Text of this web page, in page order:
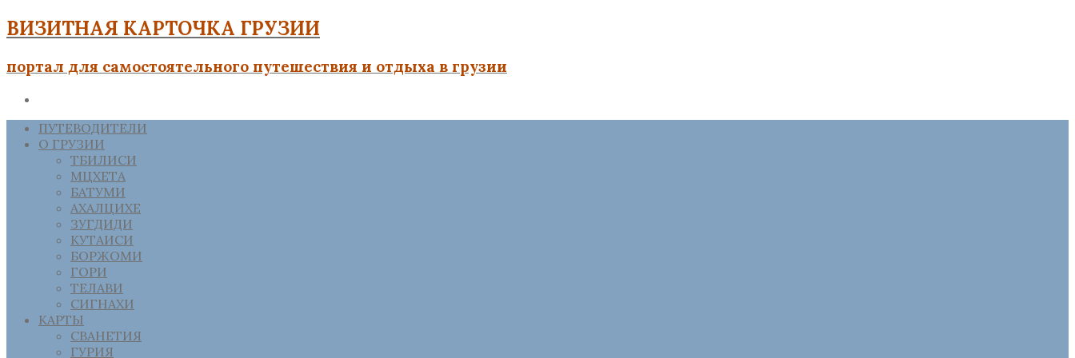
ВИЗИТНАЯ КАРТОЧКА ГРУЗИИ
портал для самостоятельного путешествия и отдыха в грузии
ПУТЕВОДИТЕЛИ
О ГРУЗИИ
ТБИЛИСИ
МЦХЕТА
БАТУМИ
АХАЛЦИХЕ
ЗУГДИДИ
КУТАИСИ
БОРЖОМИ
ГОРИ
ТЕЛАВИ
СИГНАХИ
КАРТЫ
СВАНЕТИЯ
ГУРИЯ